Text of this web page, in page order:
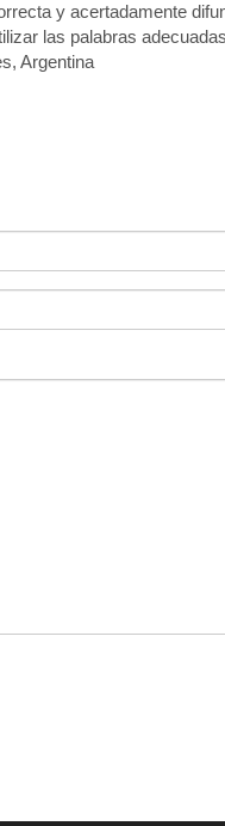
y acertadamente
las palabras
Argentina